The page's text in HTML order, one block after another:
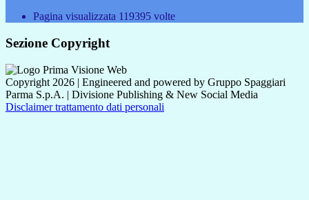
Pagina visualizzata 119395 volte
Sezione Copyright
Copyright 2026 | Engineered and powered by Gruppo Spaggiari
Parma S.p.A. | Divisione Publishing & New Social Media
Disclaimer trattamento dati personali